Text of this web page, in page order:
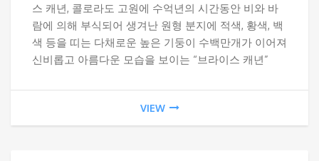
스 캐년, 콜로라도 고원에 수억년의 시간동안 비와 바
람에 의해 부식되어 생겨난 원형 분지에 적색, 황색, 백
색 등을 띠는 다채로운 높은 기둥이 수백만개가 이어져
신비롭고 아름다운 모습을 보이는 “브라이스 캐년”
VIEW